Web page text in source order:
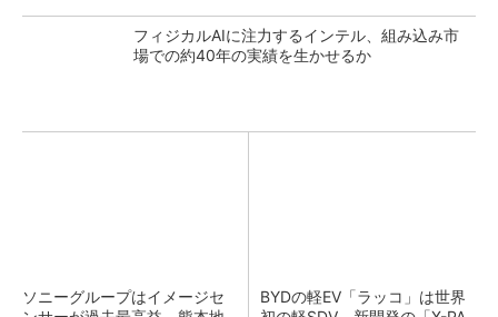
フィジカルAIに注力するインテル、組み込み市
場での約40年の実績を生かせるか
ソニーグループはイメージセ
BYDの軽EV「ラッコ」は世界